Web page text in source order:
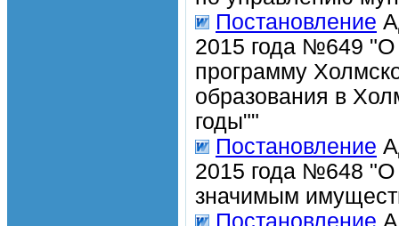
Постановление
2015 года №649 "О
программу
образования в
годы""
Постановление
2015 года №648 "О
значимым
Постановление